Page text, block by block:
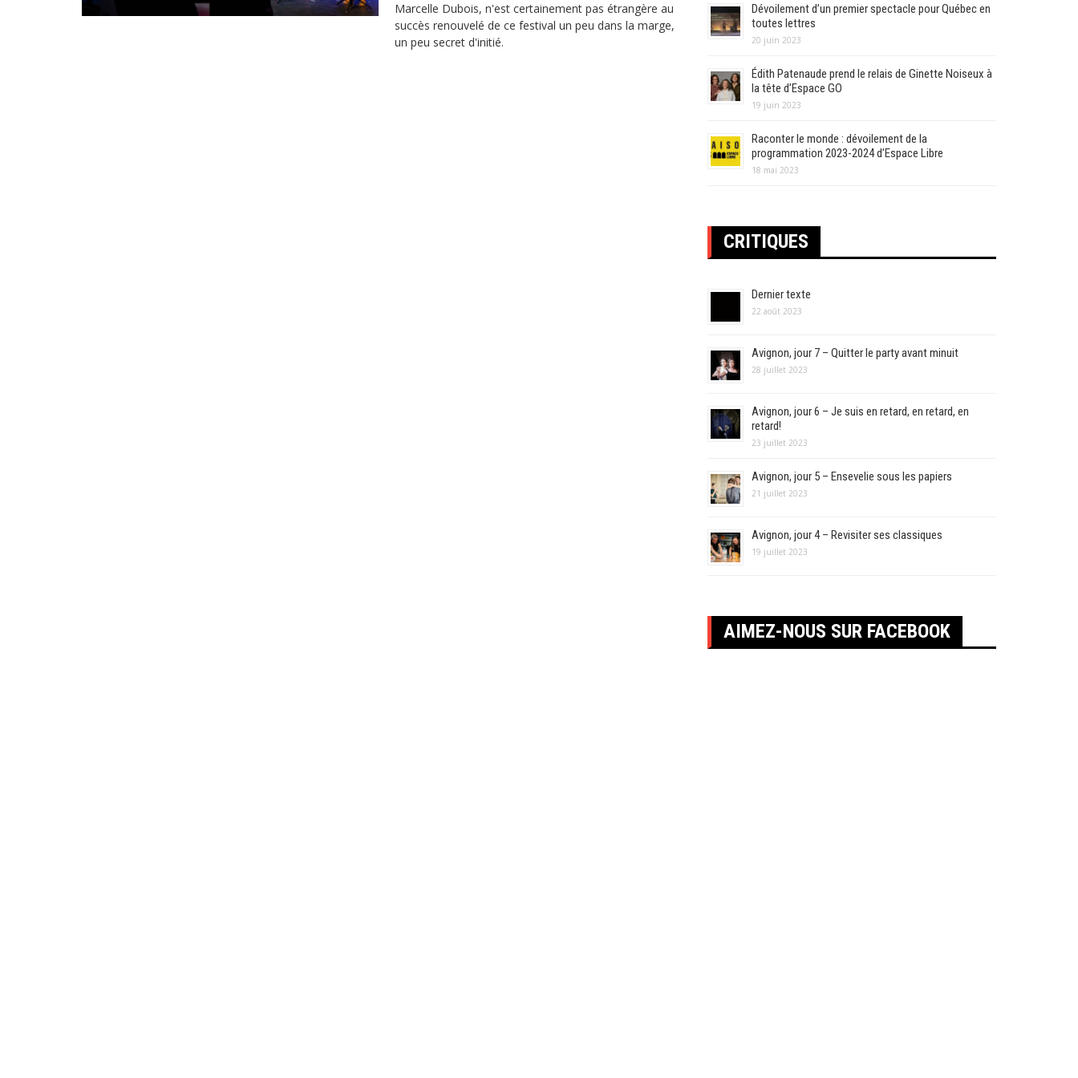
Marcelle Dubois, n'est certainement pas étrangère au
succès renouvelé de ce festival un peu dans la marge,
un peu secret d'initié.
Dévoilement d’un premier spectacle pour Québec en
toutes lettres
20 juin 2023
Édith Patenaude prend le relais de Ginette Noiseux à
la tête d’Espace GO
19 juin 2023
Raconter le monde : dévoilement de la
programmation 2023-2024 d’Espace Libre
18 mai 2023
CRITIQUES
Dernier texte
22 août 2023
Avignon, jour 7 – Quitter le party avant minuit
28 juillet 2023
Avignon, jour 6 – Je suis en retard, en retard, en
retard!
23 juillet 2023
Avignon, jour 5 – Ensevelie sous les papiers
21 juillet 2023
Avignon, jour 4 – Revisiter ses classiques
19 juillet 2023
AIMEZ-NOUS SUR FACEBOOK